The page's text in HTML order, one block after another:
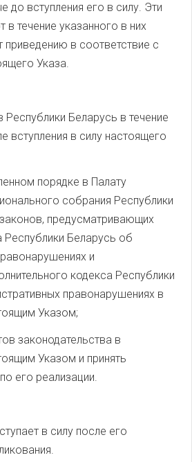
до вступления его в силу. Эти
течение указанного в них
приведению в соответствие с
Указа.
Беларусь в течение
вступления в силу настоящего
порядке в Палату
собрания Республики
предусматривающих
Республики Беларусь об
и
кодекса Республики
правонарушениях в
Указом;
законодательства в
Указом и принять
его реализации.
в силу после его